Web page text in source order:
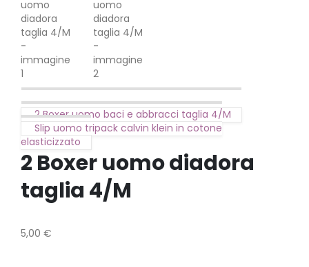
2 Boxer uomo baci e abbracci taglia 4/M
Slip uomo tripack calvin klein in cotone
elasticizzato
2 Boxer uomo diadora
taglia 4/M
5,00 €